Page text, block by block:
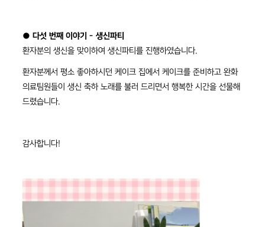
● 다섯 번째 이야기 - 생신파티
환자분의 생신을 맞이하여 생신파티를 진행하였습니다.
환자분께서 평소 좋아하시던 케이크 집에서 케이크를 준비하고 완화
의료팀원들이 생신 축하 노래를 불러 드리면서 행복한 시간을 선물해
드렸습니다.
감사합니다!